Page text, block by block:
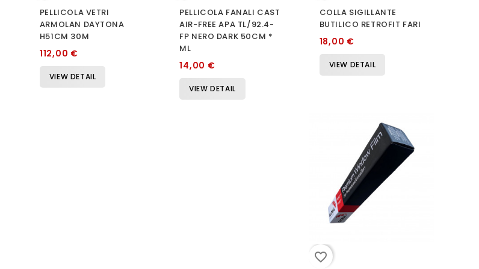
PELLICOLA VETRI
ARMOLAN DAYTONA
H51CM 30M
112,00 €
VIEW DETAIL
PELLICOLA FANALI CAST
AIR-FREE APA TL/92.4-
FP NERO DARK 50CM *
ML
14,00 €
VIEW DETAIL
COLLA SIGILLANTE
BUTILICO RETROFIT FARI
18,00 €
VIEW DETAIL
favorite_border